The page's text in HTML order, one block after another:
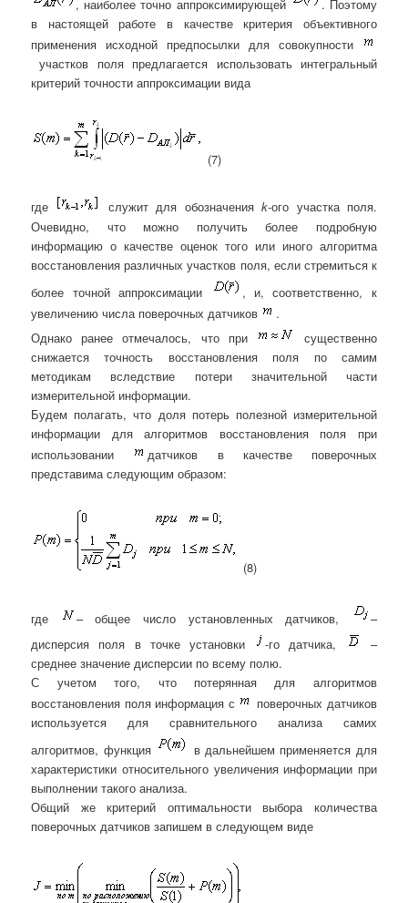
, наиболее точно аппроксимирующей
. Поэтому
в настоящей работе в качестве критерия объективного
применения исходной предпосылки для совокупности
участков поля предлагается использовать интегральный
критерий точности аппроксимации вида
(7)
где служит для обозначенияk-ого участка поля.
Очевидно, что можно получить более подробную
информацию о качестве оценок того или иного алгоритма
восстановления различных участков поля, если стремиться к
более точной аппроксимации
, и, соответственно, к
увеличению числа поверочных датчиков
.
Однако ранее отмечалось, что при
существенно
снижается точность восстановления поля по самим
методикам вследствие потери значительной части
измерительной информации.
Будем полагать, что доля потерь полезной измерительной
информации для алгоритмов восстановления поля при
использовании
датчиков в качестве поверочных
представима следующим образом:
(8)
где – общее число установленных датчиков,
–
дисперсия поля в точке установки
-го датчика,
–
среднее значение дисперсии по всему полю.
С учетом того, что потерянная для алгоритмов
восстановления поля информация с
поверочных датчиков
используется для сравнительного анализа самих
алгоритмов, функция
в дальнейшем применяется для
характеристики относительного увеличения информации при
выполнении такого анализа.
Общий же критерий оптимальности выбора количества
поверочных датчиков запишем в следующем виде